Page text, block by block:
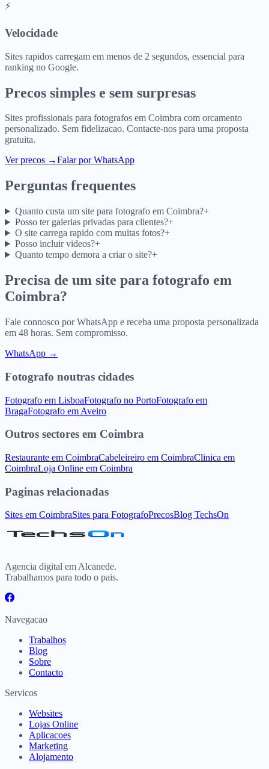
⚡
Velocidade
Sites rapidos carregam em menos de 2 segundos, essencial para
ranking no Google.
Precos simples e sem surpresas
Sites profissionais para fotografos em Coimbra com orcamento
personalizado. Sem fidelizacao. Contacte-nos para uma proposta
gratuita.
Ver precos →Falar por WhatsApp
Perguntas frequentes
Quanto custa um site para fotografo em Coimbra?+
Posso ter galerias privadas para clientes?+
O site carrega rapido com muitas fotos?+
Posso incluir videos?+
Quanto tempo demora a criar o site?+
Precisa de um site para fotografo em
Coimbra?
Fale connosco por WhatsApp e receba uma proposta personalizada
em 48 horas. Sem compromisso.
WhatsApp →
Fotografo noutras cidades
Fotografo em LisboaFotografo no PortoFotografo em
BragaFotografo em Aveiro
Outros sectores em Coimbra
Restaurante em CoimbraCabeleireiro em CoimbraClinica em
CoimbraLoja Online em Coimbra
Paginas relacionadas
Sites em CoimbraSites para FotografoPrecosBlog TechsOn
Agencia digital em Alcanede.
Trabalhamos para todo o pais.
Navegacao
Trabalhos
Blog
Sobre
Contacto
Servicos
Websites
Lojas Online
Aplicacoes
Marketing
Alojamento